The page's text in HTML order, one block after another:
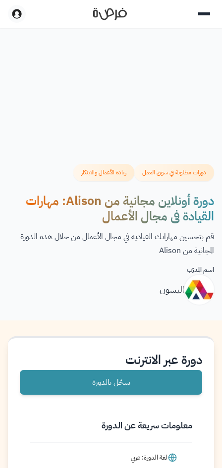
دورات مطلوبة في سوق العمل ريادة الأعمال والابتكار
دورة أونلاين مجانية من Alison: مهارات
القيادة في مجال الأعمال
قم بتحسين مهاراتك القيادية في مجال الأعمال من خلال هذه الدورة
المجانية من Alison
اسم المدرّب
اليسون
دورة عبر الانترنت
سجّل بالدورة
معلومات سريعة عن الدورة
لغة الدورة: عربي